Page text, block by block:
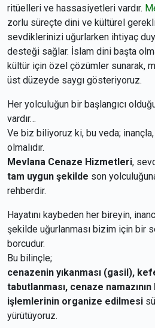
ritüelleri ve hassasiyetleri vardır.
zorlu süreçte dini ve kültürel
sevdiklerinizi uğurlarken ihtiyaç
desteği sağlar. İslam dini başta
kültür için özel çözümler sunarak,
üst düzeyde saygı gösteriyoruz.
Her yolculuğun bir başlangıcı
vardır…
Ve biz biliyoruz ki, bu veda;
olmalıdır.
Mevlana Cenaze Hizmetleri,
tam uygun şekilde son
rehberdir.
Hayatını kaybeden her bireyin,
şekilde uğurlanması bizim için bir
borcudur.
Bu bilinçle;
cenazenin yıkanması (gasil),
tabutlanması, cenaze namazının
işlemlerinin organize edilmesi
yürütüyoruz.